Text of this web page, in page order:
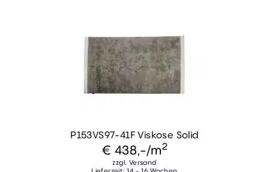
P153VS97-41F Viskose Solid
€ 438,-/m2
zzgl. Versand